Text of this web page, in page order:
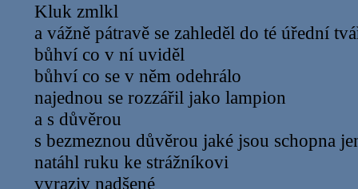
Kluk zmlkl
a vážně pátravě se zahleděl do té úřední
bůhví co v ní uviděl
bůhví co se v něm odehrálo
najednou se rozzářil jako lampion
a s důvěrou
s bezmeznou důvěrou jaké jsou schopna
natáhl ruku ke strážníkovi
vyraziv nadšené